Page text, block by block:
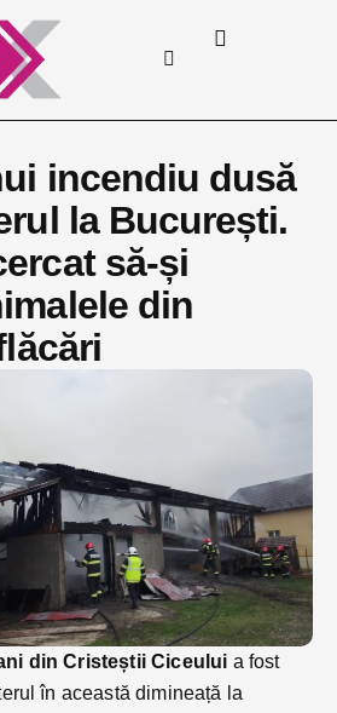
incendiu dusă
la București.
să-și
din
din Cristeștii Ciceului a fost
în această dimineață la